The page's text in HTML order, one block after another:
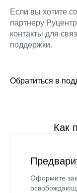
Если вы хотите
партнеру
контакты для
поддержки.
Обратиться в
Как
Оформите